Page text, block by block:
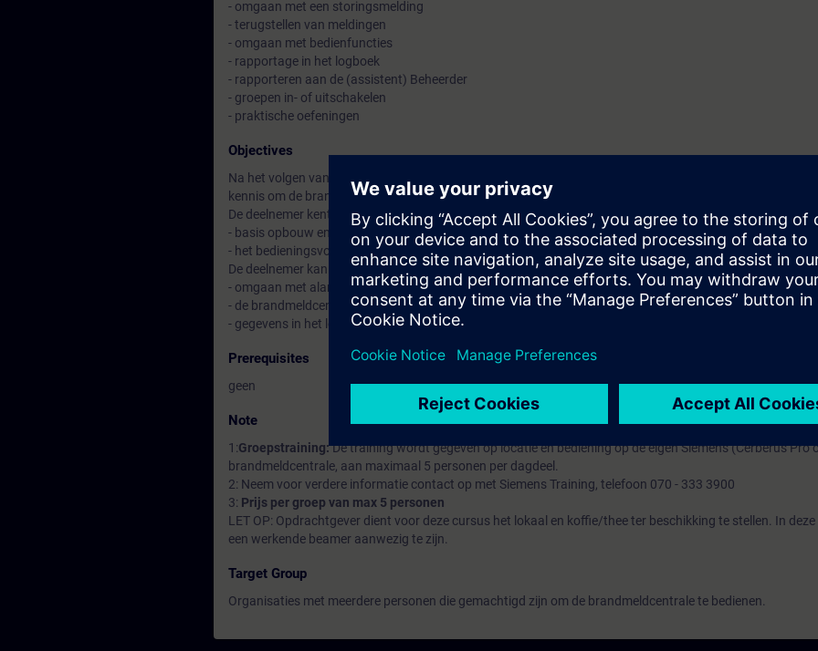
- omgaan met een storingsmelding
- terugstellen van meldingen
- omgaan met bedienfuncties
- rapportage in het logboek
- rapporteren aan de (assistent) Beheerder
- groepen in- of uitschakelen
- praktische oefeningen
Objectives
Na het volgen van deze bedieningstraining beschikt de deelnemer over alle noodzakelijke theoretische en
kennis om de brandmeldcentrale te bedienen
De deelnemer kent:
- basis opbouw en componenten van de eigen brandmeldinstallatie
- het bedieningsvoorschrift
De deelnemer kan:
- omgaan met alarm- en storingsmeldingen
- de brandmeldcentrale bedienen
- gegevens in het logboek registreren en rapporteren
Prerequisites
geen
Note
1:Groepstraining:De training wordt gegeven op locatie en bediening op de eigen Siemens (Cerberus Pro
brandmeldcentrale, aan maximaal 5 personen per dagdeel.
2: Neem voor verdere informatie contact op met Siemens Training, telefoon 070 - 333 3900
3: Prijs per groep van max 5 personen
LET OP: Opdrachtgever dient voor deze cursus het lokaal en koffie/thee ter beschikking te stellen. In
een werkende beamer aanwezig te zijn.
Target Group
Organisaties met meerdere personen die gemachtigd zijn om de brandmeldcentrale te bedienen.